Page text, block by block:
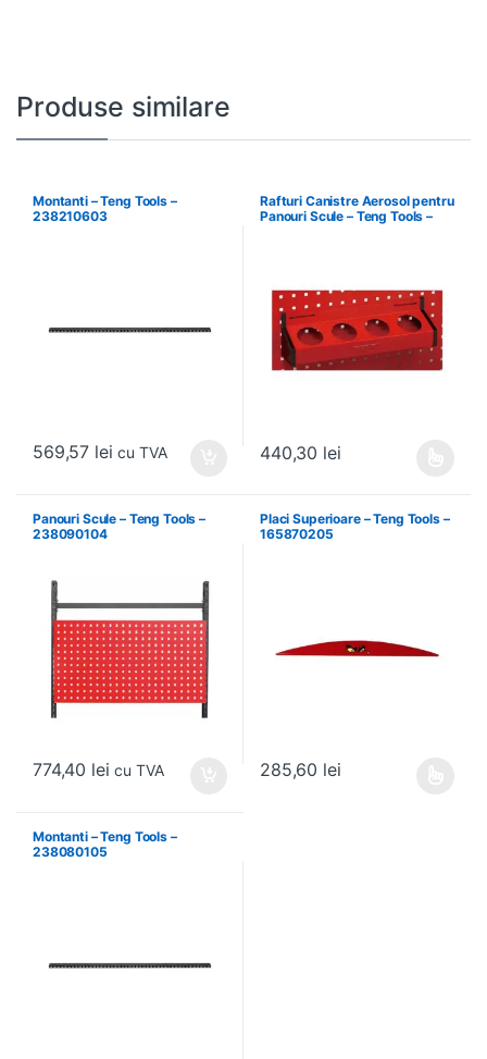
Produse similare
Montanti – Teng Tools –
238210603
569,57 lei cu TVA
Rafturi Canistre Aerosol pentru
Panouri Scule – Teng Tools –
440,30 lei
Panouri Scule – Teng Tools –
238090104
774,40 lei cu TVA
Placi Superioare – Teng Tools –
165870205
285,60 lei
Montanti – Teng Tools –
238080105